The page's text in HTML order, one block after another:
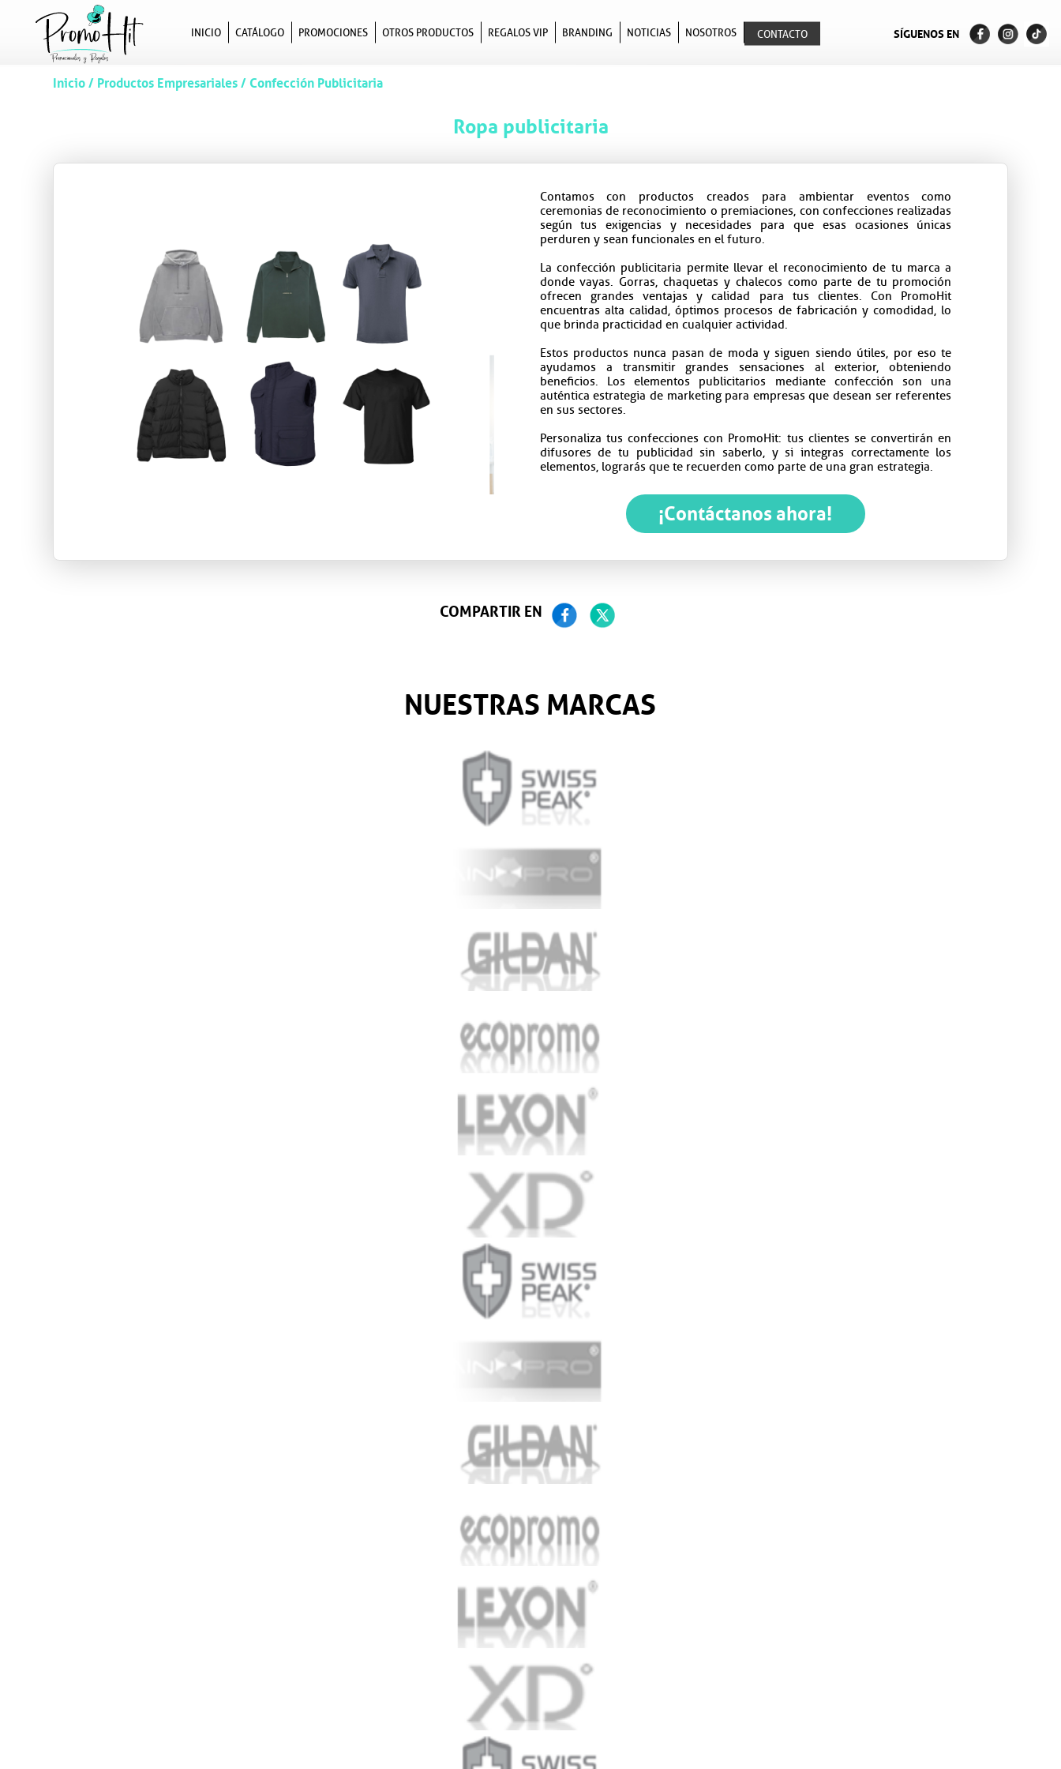
INICIO CATÁLOGO PROMOCIONES OTROS PRODUCTOS REGALOS VIP BRANDING NOTICIAS NOSOTROS CONTACTO SÍGUENOS EN
Inicio/ Productos Empresariales/ Confección Publicitaria
Ropa publicitaria
Contamos con productos creados para ambientar eventos como
ceremonias de reconocimiento o premiaciones, con confecciones realizadas
según tus exigencias y necesidades para que esas ocasiones únicas
perduren y sean funcionales en el futuro.
La confección publicitaria permite llevar el reconocimiento de tu marca a
donde vayas. Gorras, chaquetas y chalecos como parte de tu promoción
ofrecen grandes ventajas y calidad para tus clientes. Con PromoHit
encuentras alta calidad, óptimos procesos de fabricación y comodidad, lo
que brinda practicidad en cualquier actividad.
Estos productos nunca pasan de moda y siguen siendo útiles, por eso te
ayudamos a transmitir grandes sensaciones al exterior, obteniendo
beneficios. Los elementos publicitarios mediante confección son una
auténtica estrategia de marketing para empresas que desean ser referentes
en sus sectores.
Personaliza tus confecciones con PromoHit: tus clientes se convertirán en
difusores de tu publicidad sin saberlo, y si integras correctamente los
elementos, lograrás que te recuerden como parte de una gran estrategia.
¡Contáctanos ahora!
COMPARTIR EN
NUESTRAS MARCAS